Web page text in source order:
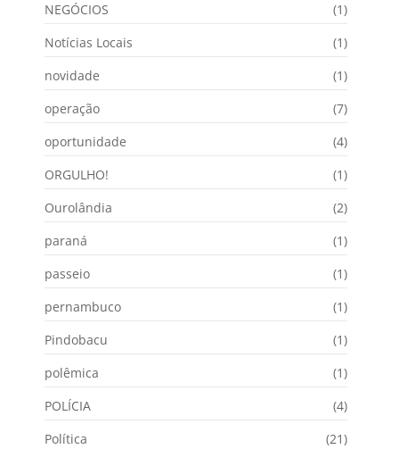
NEGÓCIOS
(1)
Notícias Locais
(1)
novidade
(1)
operação
(7)
oportunidade
(4)
ORGULHO!
(1)
Ourolândia
(2)
paraná
(1)
passeio
(1)
pernambuco
(1)
Pindobacu
(1)
polêmica
(1)
POLÍCIA
(4)
Política
(21)